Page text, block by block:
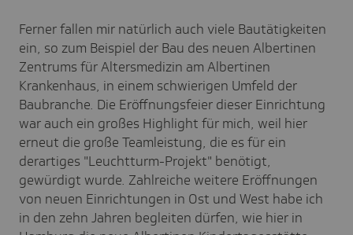
Ferner fallen mir natürlich auch viele Bautätigkeiten
ein, so zum Beispiel der Bau des neuen Albertinen
Zentrums für Altersmedizin am Albertinen
Krankenhaus, in einem schwierigen Umfeld der
Baubranche. Die Eröffnungsfeier dieser Einrichtung
war auch ein großes Highlight für mich, weil hier
erneut die große Teamleistung, die es für ein
derartiges "Leuchtturm-Projekt" benötigt,
gewürdigt wurde. Zahlreiche weitere Eröffnungen
von neuen Einrichtungen in Ost und West habe ich
in den zehn Jahren begleiten dürfen, wie hier in